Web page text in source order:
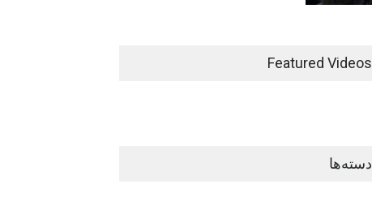
Featured Videos
دسته‌ها